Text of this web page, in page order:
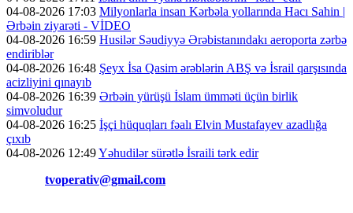
04-08-2026 17:03 Milyonlarla insan Kərbəla yollarında Hacı Sahin |
Ərbəin ziyarəti - VİDEO
04-08-2026 16:59 Husilər Səudiyyə Ərəbistanındakı aeroporta zərbə
endiriblər
04-08-2026 16:48 Şeyx İsa Qasim ərəblərin ABŞ və İsrail qarşısında
acizliyini qınayıb
04-08-2026 16:39 Ərbəin yürüşü İslam ümməti üçün birlik
simvoludur
04-08-2026 16:25 İşçi hüquqları fəalı Elvin Mustafayev azadlığa
çıxıb
04-08-2026 12:49Yəhudilər sürətlə İsraili tərk edir
tvoperativ@gmail.com